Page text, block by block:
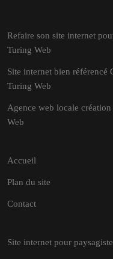
Refaire son site internet
Turing Web
Site internet bien référencé
Turing Web
Agence web locale
Web
Accueil
Plan du site
Contact
Site internet pour